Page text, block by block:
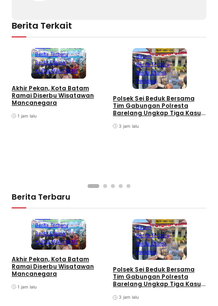
Berita Terkait
Berita Terbaru
Berita Utama
KEPULAUAN RIAU
Akhir Pekan, Kota Batam
Ramai Diserbu Wisatawan
Mancanegara
1 jam lalu
Batam
Berita Terbaru
Berita Utama
Peristiwa
Polsek Sei Beduk Bersama
Tim Gabungan Polresta
Barelang Ungkap Tiga Kasus
3 jam lalu
Berita Terbaru
Berita Terbaru
Berita Utama
KEPULAUAN RIAU
Akhir Pekan, Kota Batam
Ramai Diserbu Wisatawan
Mancanegara
1 jam lalu
Batam
Berita Terbaru
Berita Utama
Peristiwa
Polsek Sei Beduk Bersama
Tim Gabungan Polresta
Barelang Ungkap Tiga Kasus
3 jam lalu